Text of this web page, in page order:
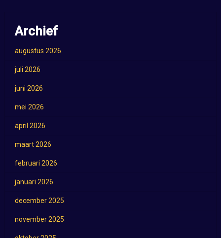
Archief
augustus 2026
juli 2026
juni 2026
mei 2026
april 2026
maart 2026
februari 2026
januari 2026
december 2025
november 2025